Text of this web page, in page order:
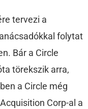
tervezi a
folytat
Bár a Circle
törekszik arra,
a Circle még
Corp-al a